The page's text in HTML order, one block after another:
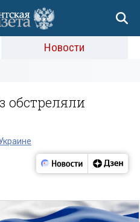
Новости
обстреляли